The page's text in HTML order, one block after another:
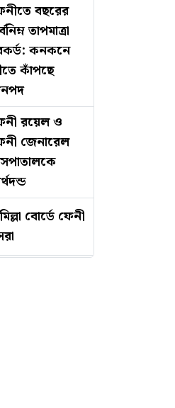
বছরের
তাপমাত্রা
কনকনে
কাঁপছে
রয়েল ও
জেনারেল
বোর্ডে ফেনী